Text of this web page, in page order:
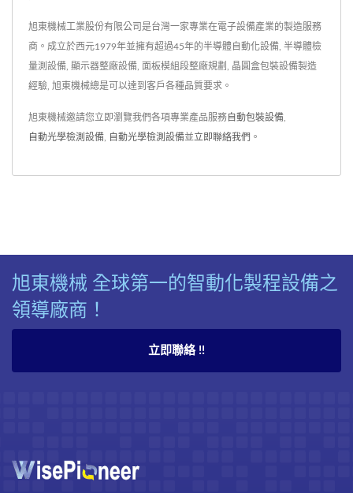
旭東機械工業股份有限公司是台灣一家專業在電子設備產業的製造服務
商。成立於西元1979年並擁有超過45年的半導體自動化設備, 半導體檢
量測設備, 顯示器整廠設備, 面板模組段整廠規劃, 晶圓盒包裝設備製造
經驗, 旭東機械總是可以達到客戶各種品質要求。
旭東機械邀請您立即瀏覽我們各項專業產品服務 自動包裝設備
自動光學檢測設備 自動光學檢測設備並立即聯絡我們 。
旭東機械 全球第一的智動化製程設備之
領導廠商！
立即聯絡 !!